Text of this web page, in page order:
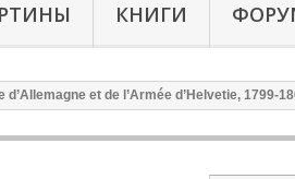
КНИГИ
d’Allemagne et de l’Armée d’Helvetie, 1799-